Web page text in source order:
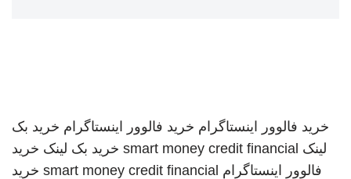
خرید فالوور اینستاگرام خرید فالوور اینستاگرام خرید بک
لینک smart money credit financial خرید بک لینک خرید
فالوور اینستاگرام smart money credit financial خرید